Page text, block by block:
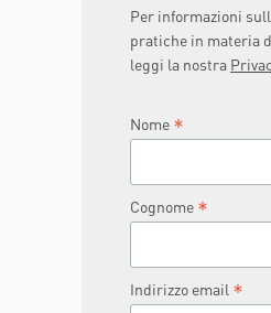
Per informazioni
pratiche in materia
leggi la nostra
Nome *
Cognome *
Indirizzo email *